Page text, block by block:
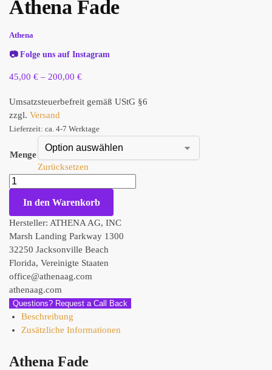
Athena Fade
Athena
📷Folge uns auf Instagram
45,00 € – 200,00 €
Umsatzsteuerbefreit gemäß UStG §6
zzgl. Versand
Lieferzeit: ca. 4-7 Werktage
Menge
Zurücksetzen
In den Warenkorb
Hersteller: ATHENA AG, INC
Marsh Landing Parkway 1300
32250 Jacksonville Beach
Florida, Vereinigte Staaten
office@athenaag.com
athenaag.com
Questions? Request a Call Back
Beschreibung
Zusätzliche Informationen
Athena Fade